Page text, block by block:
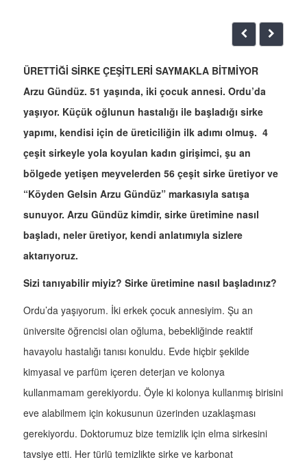
ÜRETTİĞİ SİRKE ÇEŞİTLERİ SAYMAKLA BİTMİYOR
Arzu Gündüz. 51 yaşında, iki çocuk annesi. Ordu’da
yaşıyor. Küçük oğlunun hastalığı ile başladığı sirke
yapımı, kendisi için de üreticiliğin ilk adımı olmuş. 4
çeşit sirkeyle yola koyulan kadın girişimci, şu an
bölgede yetişen meyvelerden 56 çeşit sirke üretiyor ve
“Köyden Gelsin Arzu Gündüz” markasıyla satışa
sunuyor. Arzu Gündüz kimdir, sirke üretimine nasıl
başladı, neler üretiyor, kendi anlatımıyla sizlere
aktarıyoruz.
Sizi tanıyabilir miyiz? Sirke üretimine nasıl başladınız?
Ordu’da yaşıyorum. İki erkek çocuk annesiyim. Şu an
üniversite öğrencisi olan oğluma, bebekliğinde reaktif
havayolu hastalığı tanısı konuldu. Evde hiçbir şekilde
kimyasal ve parfüm içeren deterjan ve kolonya
kullanmamam gerekiyordu. Öyle ki kolonya kullanmış birisini
eve alabilmem için kokusunun üzerinden uzaklaşması
gerekiyordu. Doktorumuz bize temizlik için elma sirkesini
tavsiye etti. Her türlü temizlikte sirke ve karbonat